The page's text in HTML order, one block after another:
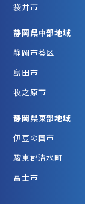
袋井市
静岡県中部地域
静岡市葵区
島田市
牧之原市
静岡県東部地域
伊豆の国市
駿東郡清水町
富士市